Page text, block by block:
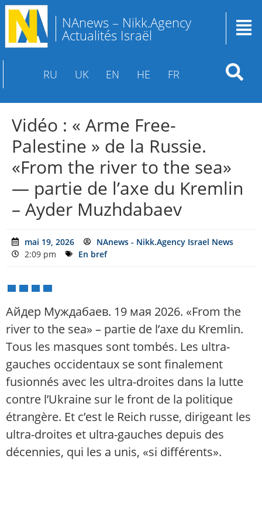
NAnews – Nikk.Agency
Actualités Israël
RU UK EN HE FR
Vidéo : « Arme Free-
Palestine » de la Russie.
«From the river to the sea»
— partie de l’axe du Kremlin
– Ayder Muzhdabaev
mai 19, 2026
NAnews - Nikk.Agency Israel News
2:09 pm
En bref
Айдер Муждабаев. 19 мая 2026. «From the
river to the sea» – partie de l’axe du Kremlin.
Tous les masques sont tombés. Les ultra-
gauches occidentaux se sont finalement
fusionnés avec les ultra-droites dans la lutte
contre l’Ukraine sur le front de la politique
étrangère. Et c’est le Reich russe, dirigeant les
ultra-droites et ultra-gauches depuis des
décennies, qui les a unis, «si différents».